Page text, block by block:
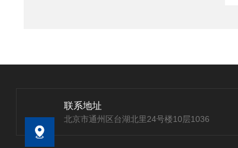
联系地址
北京市通州区台湖北里24号楼10层1036